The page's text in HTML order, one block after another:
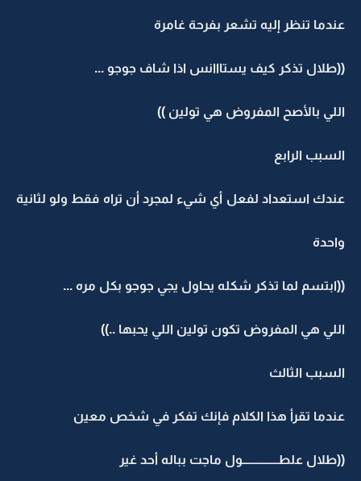
عندما تنظر إليه تشعر بفرحة غامرة
((طلال تذكر كيف يستااانس اذا شاف جوجو ...
اللي بالأصح المفروض هي تولين ))
السبب الرابع
عندك استعداد لفعل أي شيء لمجرد أن تراه فقط ولو لثانية
واحدة
((ابتسم لما تذكر شكله يحاول يجي جوجو بكل مره ...
اللي هي المفروض تكون تولين اللي يحبها ..))
السبب الثالث
عندما تقرأ هذا الكلام فإنك تفكر في شخص معين
((طلال علطـــــــــــــــول ماجت بباله أحد غير